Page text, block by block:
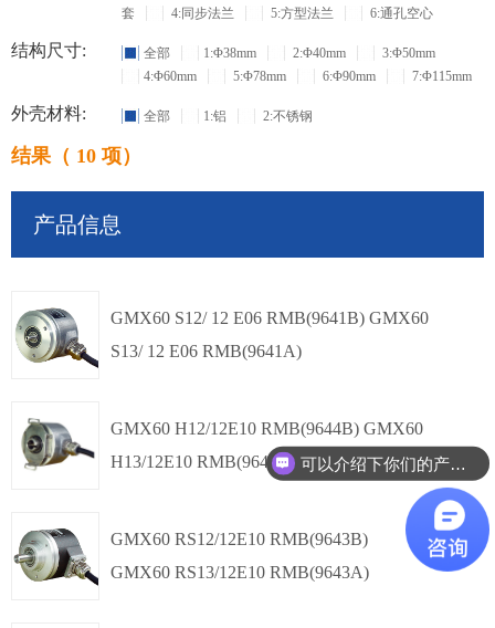
套
4:同步法兰 5:方型法兰 6:通孔空心
结构尺寸: 全部 1:Φ38mm 2:Φ40mm
3:Φ50mm
4:Φ60mm
5:Φ78mm 6:Φ90mm 7:Φ115mm
外壳材料: 全部 1:铝 2:不锈钢
结果（ 10 项）
产品信息
GMX60 S12/ 12 E06 RMB(9641B) GMX60
S13/ 12 E06 RMB(9641A)
modbus RTU 多圈绝对值
GMX60 H12/12E10 RMB(9644B) GMX60
H13/12E10 RMB(9644A)
modbus RTU 多圈绝对值
GMX60 RS12/12E10 RMB(9643B)
GMX60 RS13/12E10 RMB(9643A)
可以介绍下你们的产品么？